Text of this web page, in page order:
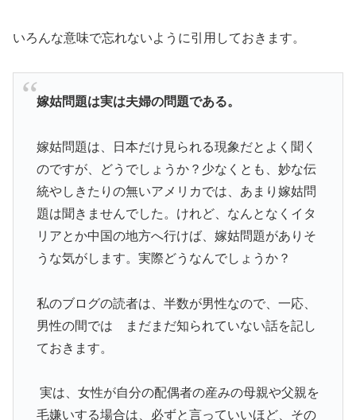
いろんな意味で忘れないように引用しておきます。
嫁姑問題は実は夫婦の問題である。
嫁姑問題は、日本だけ見られる現象だとよく聞く
のですが、どうでしょうか？少なくとも、妙な伝
統やしきたりの無いアメリカでは、あまり嫁姑問
題は聞きませんでした。けれど、なんとなくイタ
リアとか中国の地方へ行けば、嫁姑問題がありそ
うな気がします。実際どうなんでしょうか？
私のブログの読者は、半数が男性なので、一応、
男性の間では まだまだ知られていない話を記し
ておきます。
実は、女性が自分の配偶者の産みの母親や父親を
毛嫌いする場合は、必ずと言っていいほど、その